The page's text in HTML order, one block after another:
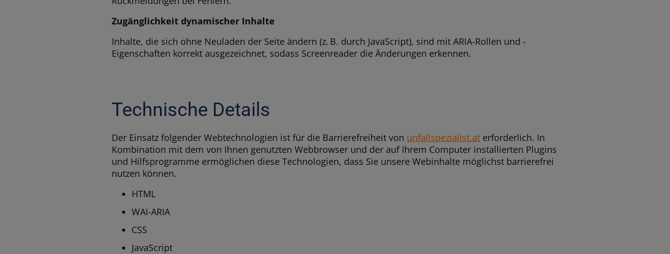
Zugänglichkeit dynamischer Inhalte
Inhalte, die sich ohne Neuladen der Seite ändern (z. B. durch JavaScript), sind mit ARIA-Rollen und -
Eigenschaften korrekt ausgezeichnet, sodass Screenreader die Änderungen erkennen.
Technische Details
Der Einsatz folgender Webtechnologien ist für die Barrierefreiheit von unfallspezialist.at erforderlich. In
Kombination mit dem von Ihnen genutzten Webbrowser und der auf Ihrem Computer installierten Plugins
und Hilfsprogramme ermöglichen diese Technologien, dass Sie unsere Webinhalte möglichst barrierefrei
nutzen können.
HTML
WAI-ARIA
CSS
JavaScript